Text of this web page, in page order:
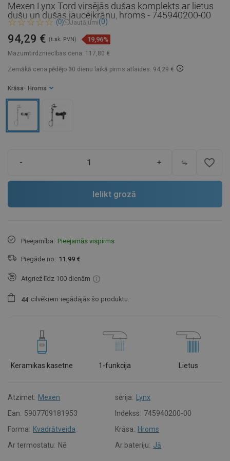
Mexen Lynx Tord virsējās dušas komplekts ar lietus
dušu un dušas jaucējkrānu, hroms - 745940200-00
(0) Jautājumi(0)
Mazumtirdzniecības cena: 117,80 €
94,29 € (t.sk. PVN) 19,96%
Zemākā cena pēdējo 30 dienu laikā pirms atlaides: 94,29 €
Krāsa - Hroms
- + favorite_border
Ielikt grozā
Pieejamība: Pieejamās vispirms
Piegāde no: 11.99 €
Atgriež līdz 100 dienām
44 cilvēkiem iegādājās šo produktu.
Keramikas kasetne 1-funkcija Lietus
Atzīmēt: Mexen sērija:
Lynx
Ean: 5907709181953 Indekss: 745940200-00
Forma: Kvadrātveida Krāsa: Hroms
Ar termostatu: Nē Ar bateriju: Jā